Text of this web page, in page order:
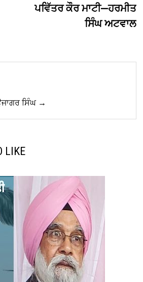
ਪਵਿੱਤਰ ਕੌਰ ਮਾਟੀ—ਹਰਮੀਤ
ਸਿੰਘ ਅਟਵਾਲ
ਸਿੰਘ →
LIKE